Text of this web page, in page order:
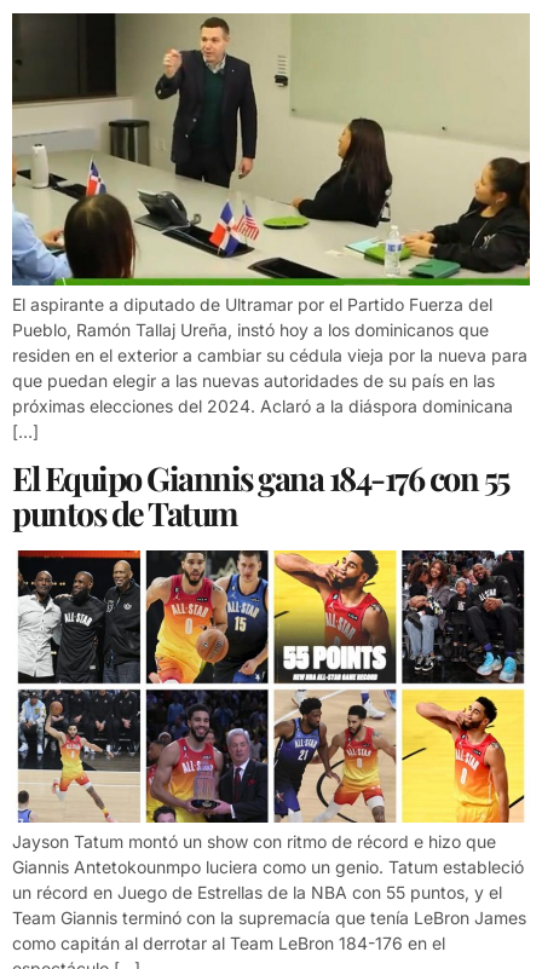
El aspirante a diputado de Ultramar por el Partido Fuerza del
Pueblo, Ramón Tallaj Ureña, instó hoy a los dominicanos que
residen en el exterior a cambiar su cédula vieja por la nueva para
que puedan elegir a las nuevas autoridades de su país en las
próximas elecciones del 2024. Aclaró a la diáspora dominicana
[…]
El Equipo Giannis gana 184-176 con 55
puntos de Tatum
Jayson Tatum montó un show con ritmo de récord e hizo que
Giannis Antetokounmpo luciera como un genio. Tatum estableció
un récord en Juego de Estrellas de la NBA con 55 puntos, y el
Team Giannis terminó con la supremacía que tenía LeBron James
como capitán al derrotar al Team LeBron 184-176 en el